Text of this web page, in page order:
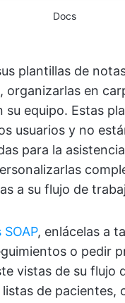
Docs
plantillas de
organizarlas en
su equipo. Estas
usuarios y no
para la
a su flujo de
, enlácelas a
o pedir
vistas de su flujo
de pacientes,